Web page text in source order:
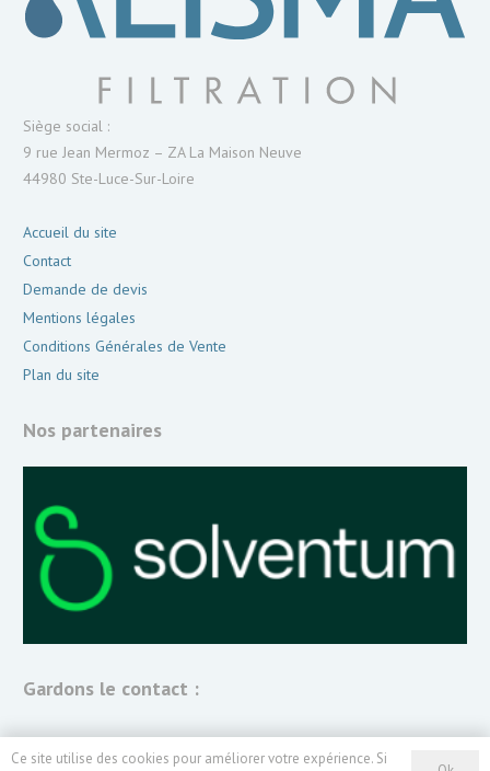
Siège social :
9 rue Jean Mermoz – ZA La Maison Neuve
44980 Ste-Luce-Sur-Loire
Accueil du site
Contact
Demande de devis
Mentions légales
Conditions Générales de Vente
Plan du site
Nos partenaires
Gardons le contact :
Ce site utilise des cookies pour améliorer votre expérience. Si